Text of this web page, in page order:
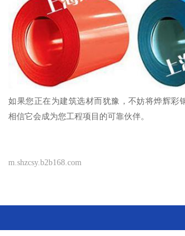
如果您正在为建筑选材而犹豫，不妨将烨辉彩
相信它会成为您工程项目的可靠伙伴。
m.shzcsy.b2b168.com